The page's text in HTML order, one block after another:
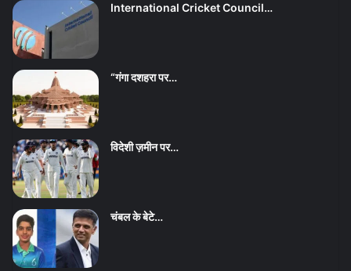
International Cricket Council…
“गंगा दशहरा पर…
विदेशी ज़मीन पर…
चंबल के बेटे…